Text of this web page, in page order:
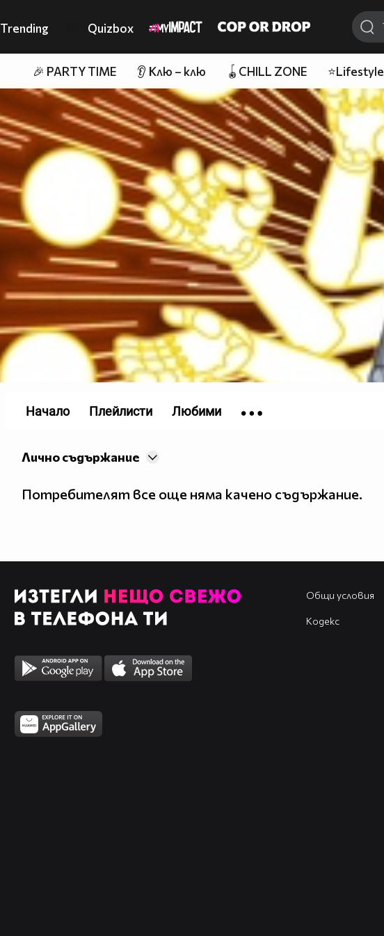
Trending Quizbox
🎉 PARTY TIME 👂 Клю – клю 🪀CHILL ZONE ⭐Lifestyle
Лично съдържание
Потребителят все още няма качено съдържание.
Начало Плейлисти Любими
Общи условия
Кодекс